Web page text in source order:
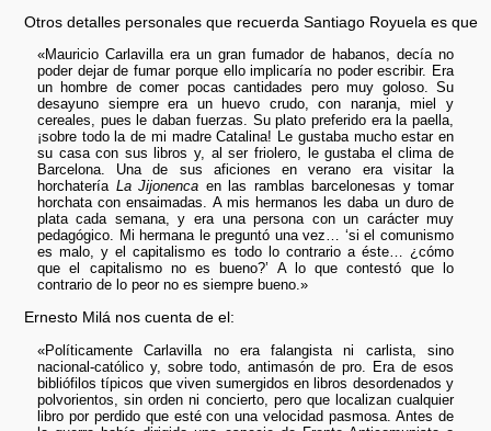
Otros detalles personales que recuerda Santiago Royuela es que
«Mauricio Carlavilla era un gran fumador de habanos, decía no
poder dejar de fumar porque ello implicaría no poder escribir. Era
un hombre de comer pocas cantidades pero muy goloso. Su
desayuno siempre era un huevo crudo, con naranja, miel y
cereales, pues le daban fuerzas. Su plato preferido era la paella,
¡sobre todo la de mi madre Catalina! Le gustaba mucho estar en
su casa con sus libros y, al ser friolero, le gustaba el clima de
Barcelona. Una de sus aficiones en verano era visitar la
horchatería La Jijonenca en las ramblas barcelonesas y tomar
horchata con ensaimadas. A mis hermanos les daba un duro de
plata cada semana, y era una persona con un carácter muy
pedagógico. Mi hermana le preguntó una vez… ‘si el comunismo
es malo, y el capitalismo es todo lo contrario a éste… ¿cómo
que el capitalismo no es bueno?’ A lo que contestó que lo
contrario de lo peor no es siempre bueno.»
Ernesto Milá nos cuenta de el:
«Políticamente Carlavilla no era falangista ni carlista, sino
nacional-católico y, sobre todo, antimasón de pro. Era de esos
bibliófilos típicos que viven sumergidos en libros desordenados y
polvorientos, sin orden ni concierto, pero que localizan cualquier
libro por perdido que esté con una velocidad pasmosa. Antes de